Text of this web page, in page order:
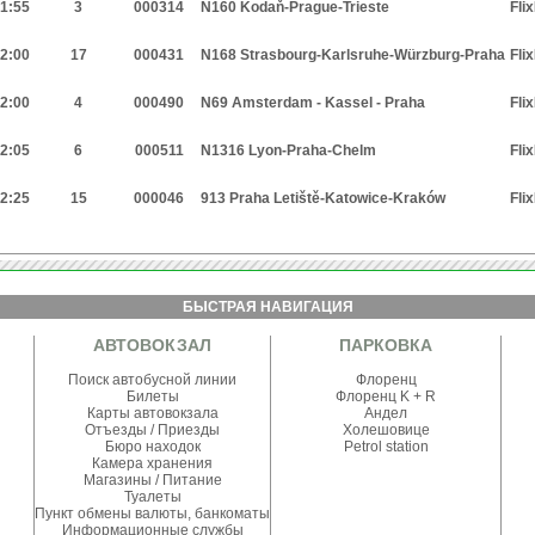
3 000314 N160 Kodaň-Prague-Trieste
17 000431 N168 Strasbourg-Karlsruhe-Würzburg-Praha
4 000490 N69 Amsterdam - Kassel - Praha
6 000511 N1316 Lyon-Praha-Chelm
15 000046 913 Praha Letiště-Katowice-Kraków
БЫСТРАЯ НАВИГАЦИЯ
АВТОВОКЗАЛ ПАРКОВКА
Поиск автобусной линии
Билеты
Карты автовокзала
Отъезды / Приезды
Бюро находок
Камера хранения
Магазины / Питание
Туалеты
Пункт обмены валюты, банкоматы
Информационные службы
Флоренц
Флоренц K + R
Андел
Холешовице
Petrol station